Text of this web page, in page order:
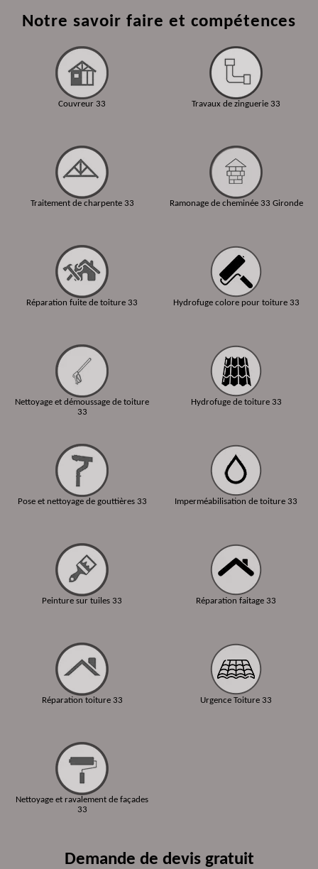
Notre savoir faire et compétences
Couvreur 33
Traitement de charpente 33
Réparation fuite de toiture 33
Nettoyage et démoussage de toiture
33
Pose et nettoyage de gouttières 33
Peinture sur tuiles 33
Réparation toiture 33
Nettoyage et ravalement de façades
33
Travaux de zinguerie 33
Ramonage de cheminée 33 Gironde
Hydrofuge colore pour toiture 33
Hydrofuge de toiture 33
Imperméabilisation de toiture 33
Réparation faitage 33
Urgence Toiture 33
Demande de devis gratuit